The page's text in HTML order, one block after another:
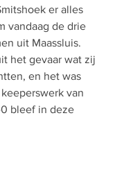
er alles
vandaag de drie
uit Maassluis.
het gevaar wat zij
en het was
van
bleef in deze